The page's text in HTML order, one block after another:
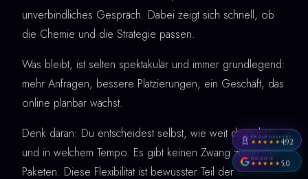
unverbindliches Gespräch. Dabei zeigt sich schnell, ob
die Chemie und die Strategie passen.
Was bleibt, ist selten spektakulär und immer grundlegend:
mehr Anfragen, bessere Platzierungen, ein Geschäft, das
online planbar wächst.
Denk daran: Du entscheidest selbst, wie weit du gehst
und in welchem Tempo. Es gibt keinen Zwang zu großen
Paketen. Diese Flexibilität ist bewusster Teil der
PROVENEXPERT
★★★★★4,92
GOOGLE
★★★★★5,0